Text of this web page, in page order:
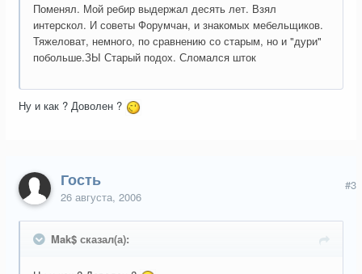
Поменял. Мой ребир выдержал десять лет. Взял
интерскол. И советы Форумчан, и знакомых мебельщиков.
Тяжеловат, немного, по сравнению со старым, но и "дури"
побольше.ЗЫ Старый подох. Сломался шток
Ну и как ? Доволен ?
Гость
26 августа, 2006
#3
Mak$ сказал(а):